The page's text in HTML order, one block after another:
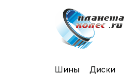
Шины Диски